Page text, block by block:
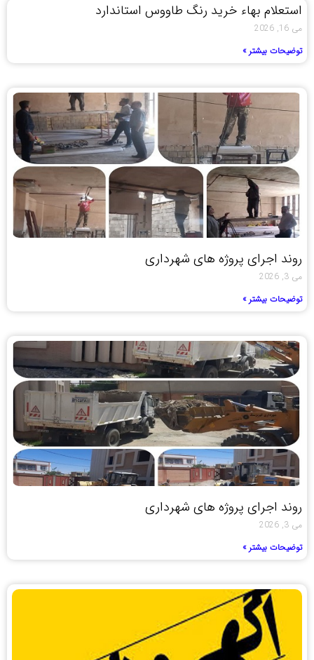
استعلام بهاء خرید رنگ طاووس استاندارد
می 16, 2026
توضیحات بیشتر »
روند اجرای پروژه های شهرداری
می 3, 2026
توضیحات بیشتر »
روند اجرای پروژه های شهرداری
می 3, 2026
توضیحات بیشتر »